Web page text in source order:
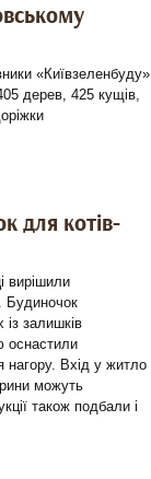
«Київзеленбуду»
дерев, 425 кущів,
для котів-
вирішили
Будиночок
із залишків
оснастили
нагору. Вхід у житло
можуть
також подбали і